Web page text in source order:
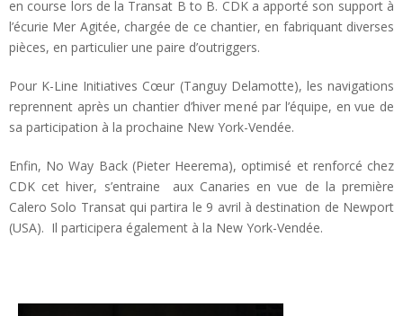
en course lors de la Transat B to B. CDK a apporté son support à
l’écurie Mer Agitée, chargée de ce chantier, en fabriquant diverses
pièces, en particulier une paire d’outriggers.
Pour K-Line Initiatives Cœur (Tanguy Delamotte), les navigations
reprennent après un chantier d’hiver mené par l’équipe, en vue de
sa participation à la prochaine New York-Vendée.
Enfin, No Way Back (Pieter Heerema), optimisé et renforcé chez
CDK cet hiver, s’entraine aux Canaries en vue de la première
Calero Solo Transat qui partira le 9 avril à destination de Newport
(USA). Il participera également à la New York-Vendée.